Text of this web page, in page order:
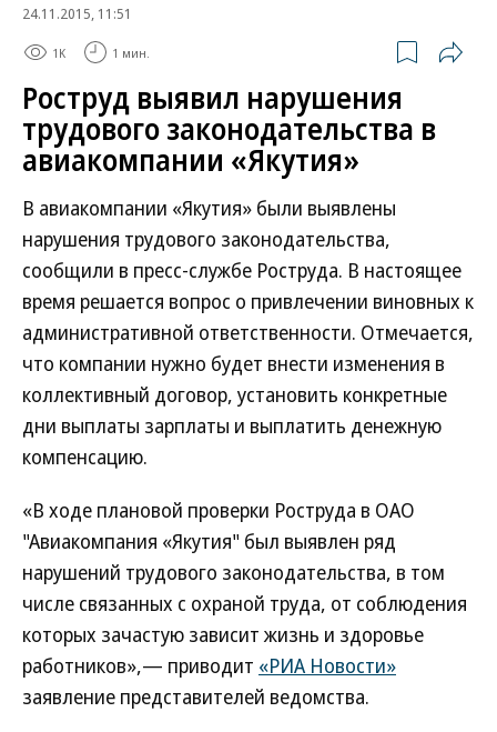
24.11.2015, 11:51
1K 1 мин.
Роструд выявил нарушения
трудового законодательства в
авиакомпании «Якутия»
В авиакомпании «Якутия» были выявлены
нарушения трудового законодательства,
сообщили в пресс-службе Роструда. В настоящее
время решается вопрос о привлечении виновных к
административной ответственности. Отмечается,
что компании нужно будет внести изменения в
коллективный договор, установить конкретные
дни выплаты зарплаты и выплатить денежную
компенсацию.
«В ходе плановой проверки Роструда в ОАО
"Авиакомпания «Якутия" был выявлен ряд
нарушений трудового законодательства, в том
числе связанных с охраной труда, от соблюдения
которых зачастую зависит жизнь и здоровье
работников»,— приводит «РИА Новости»
заявление представителей ведомства.